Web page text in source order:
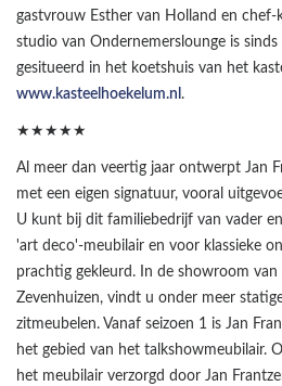
gastvrouw Esther van Holland en chef-
studio van Ondernemerslounge is
gesitueerd in het koetshuis van het
www.kasteelhoekelum.nl .
★★★★★
Al meer dan veertig jaar ontwerpt Jan
met een eigen signatuur, vooral
U kunt bij dit familiebedrijf van vader
'art deco'-meubilair en voor klassieke
prachtig gekleurd. In de showroom van
Zevenhuizen, vindt u onder meer
zitmeubelen. Vanaf seizoen 1 is Jan
het gebied van het talkshowmeubilair.
het meubilair verzorgd door Jan